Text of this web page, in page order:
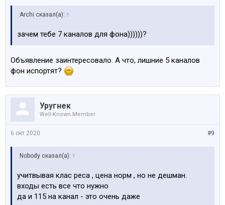
Archi сказал(а): ↑
зачем тебе 7 каналов для фона))))))?
Объявление заинтересовало. А что, лишние 5 каналов
фон испортят?
Уругнек
Well-Known Member
#9
6 окт 2020
Nobody сказал(а): ↑
учитвывая клас реса , цена норм , но не дешман.
входы есть все что нужно
да и 115 на канал - это очень даже